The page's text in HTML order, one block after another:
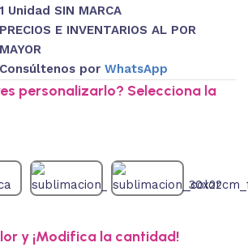
1 Unidad SIN MARCA
PRECIOS E INVENTARIOS AL POR
MAYOR
Consúltenos porWhatsApp
personalizarlo? Selecciona la
y ¡Modifica la cantidad!